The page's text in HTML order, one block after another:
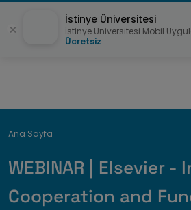
Breadcrumb
Ana Sayfa
WEBINAR | Elsevier
Cooperation and
İstinye Üniversitesi
İstinye Üniversitesi Mobil
Ücretsiz